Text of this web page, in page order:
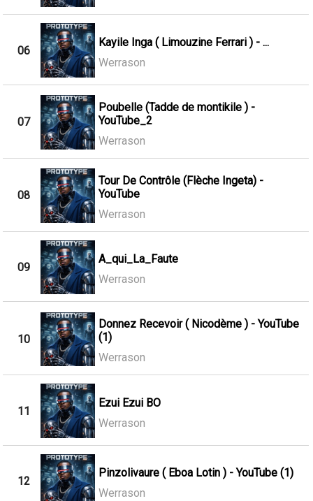
06
Kayile Inga ( Limouzine Ferrari ) - ...
Werrason
07
Poubelle (Tadde de montikile ) -
YouTube_2
Werrason
08
Tour De Contrôle (Flèche Ingeta) -
YouTube
Werrason
09
A_qui_La_Faute
Werrason
10
Donnez Recevoir ( Nicodème ) - YouTube
(1)
Werrason
11
Ezui Ezui BO
Werrason
12
Pinzolivaure ( Eboa Lotin ) - YouTube (1)
Werrason